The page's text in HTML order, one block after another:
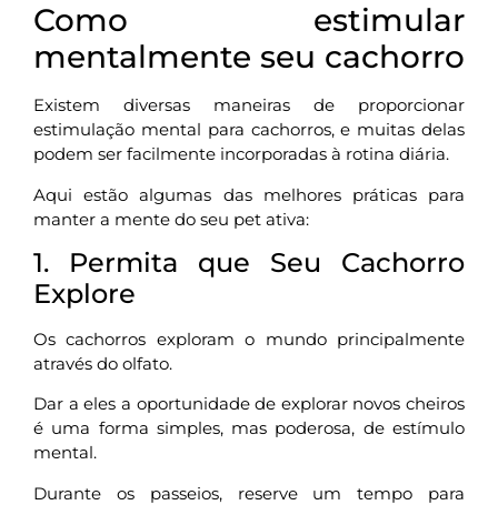
Como estimular
mentalmente seu cachorro
Existem diversas maneiras de proporcionar
estimulação mental para cachorros, e muitas delas
podem ser facilmente incorporadas à rotina diária.
Aqui estão algumas das melhores práticas para
manter a mente do seu pet ativa:
1. Permita que Seu Cachorro
Explore
Os cachorros exploram o mundo principalmente
através do olfato.
Dar a eles a oportunidade de explorar novos cheiros
é uma forma simples, mas poderosa, de estímulo
mental.
Durante os passeios, reserve um tempo para